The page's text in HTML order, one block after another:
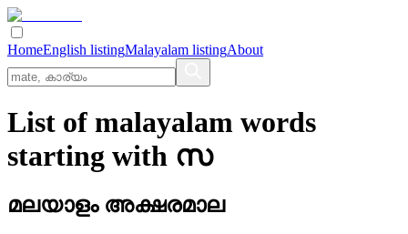
HomeEnglish listingMalayalam listingAbout
List of malayalam words
starting with സ
മലയാളം അക്ഷരമാല